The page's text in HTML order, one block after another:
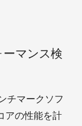
ーマンス検
チマークソフ
アの性能を計